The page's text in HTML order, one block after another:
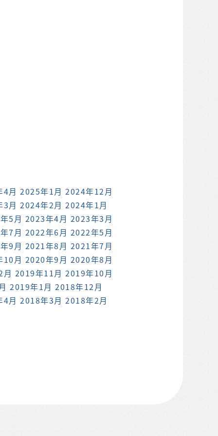
月 2025年1月 2024年12月
月 2024年2月 2024年1月
5月 2023年4月 2023年3月
7月 2022年6月 2022年5月
9月 2021年8月 2021年7月
10月 2020年9月 2020年8月
2019年11月 2019年10月
2019年1月 2018年12月
月 2018年3月 2018年2月